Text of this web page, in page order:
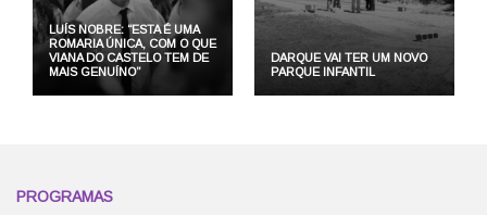
LUÍS NOBRE: “ESTA É UMA
ROMARIA ÚNICA, COM O QUE
VIANA DO CASTELO TEM DE
MAIS GENUÍNO”
DARQUE VAI TER UM NOVO
PARQUE INFANTIL
PROGRAMAS